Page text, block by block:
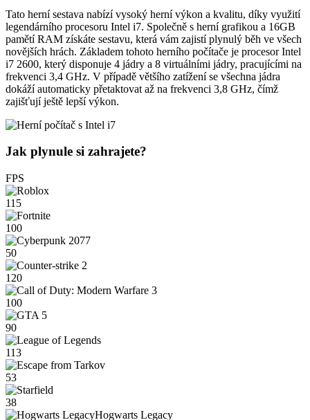
Tato herní sestava nabízí vysoký herní výkon a kvalitu, díky využití
legendárního procesoru Intel i7. Společně s herní grafikou a 16GB
pamětí RAM získáte sestavu, která vám zajistí plynulý běh ve všech
novějších hrách. Základem tohoto herního počítače je procesor Intel
i7 2600, který disponuje 4 jádry a 8 virtuálními jádry, pracujícími na
frekvenci 3,4 GHz. V případě většího zatížení se všechna jádra
dokáží automaticky přetaktovat až na frekvenci 3,8 GHz, čímž
zajišťují ještě lepší výkon.
Jak plynule si zahrajete?
FPS
115
100
50
120
100
90
113
53
38